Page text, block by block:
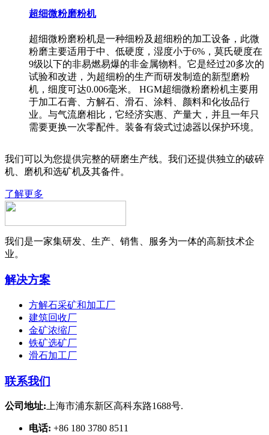
超细微粉磨粉机
超细微粉磨粉机是一种细粉及超细粉的加工设备，此微
粉磨主要适用于中、低硬度，湿度小于6%，莫氏硬度在
9级以下的非易燃易爆的非金属物料。它是经过20多次的
试验和改进，为超细粉的生产而研发制造的新型磨粉
机，细度可达0.006毫米。 HGM超细微粉磨粉机主要用
于加工石膏、方解石、滑石、涂料、颜料和化妆品行
业。与气流磨相比，它经济实惠、产量大，并且一年只
需要更换一次零配件。装备有袋式过滤器以保护环境。
我们可以为您提供完整的研磨生产线。我们还提供独立的破碎
机、磨机和选矿机及其备件。
了解更多
我们是一家集研发、生产、销售、服务为一体的高新技术企
业。
解决方案
方解石采矿和加工厂
建筑回收厂
金矿浓缩厂
铁矿选矿厂
滑石加工厂
联系我们
公司地址: 上海市浦东新区高科东路1688号.
电话: +86 180 3780 8511